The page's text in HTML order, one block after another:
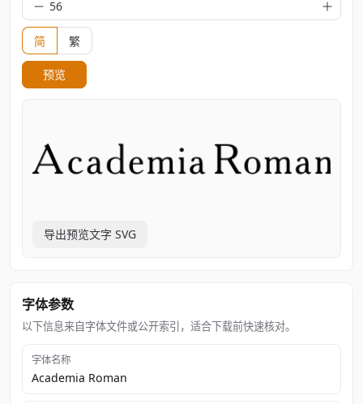
简 繁
预览
导出预览文字 SVG
字体参数
以下信息来自字体文件或公开索引，适合下载前快速核对。
字体名称
Academia Roman